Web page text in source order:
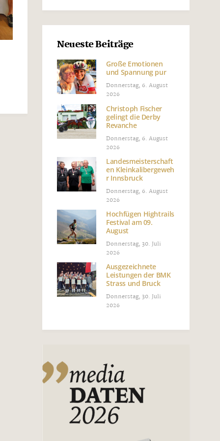
Neueste Beiträge
Große Emotionen
und Spannung pur
Donnerstag, 6. August
2026
Christoph Fischer
gelingt die Derby
Revanche
Donnerstag, 6. August
2026
Landesmeisterschaft
en Kleinkalibergeweh
r Innsbruck
Donnerstag, 6. August
2026
Hochfügen Hightrails
Festival am 09.
August
Donnerstag, 30. Juli
2026
Ausgezeichnete
Leistungen der BMK
Strass und Bruck
Donnerstag, 30. Juli
2026